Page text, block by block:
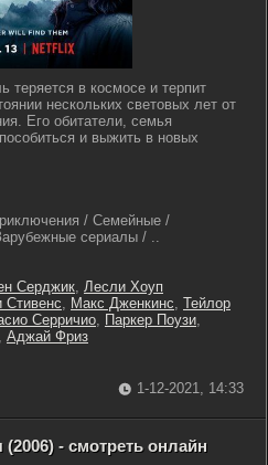
теряется в космосе и терпит
нескольких световых лет от
Его обитатели, семья
и выжить в новых
/ Семейные /
сериалы / ..
Серджик, Лесли Хоуп
Стивенс, Макс Дженкинс, Тейлор
Серричио, Паркер Поузи,
, Аджай Фриз
1-12-2021, 14:33
- смотреть онлайн